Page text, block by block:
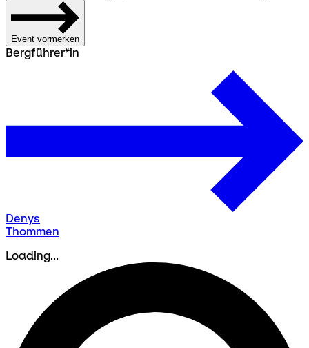
Event vormerken
Bergführer*in
Denys
Thommen
Loading...